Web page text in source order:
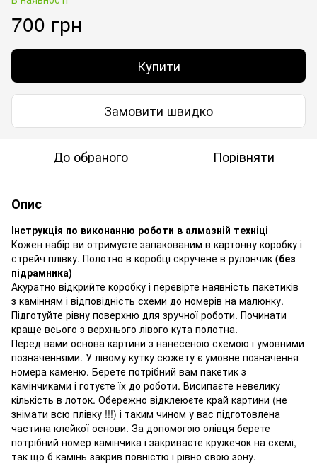
700 грн
Купити
Замовити швидко
До обраного Порівняти
Опис
Інструкція по виконанню роботи в алмазній техніці
Кожен набір ви отримуєте запакованим в картонну коробку і
стрейч плівку. Полотно в коробці скручене в рулончик (без
підрамника)
Акуратно відкрийте коробку і перевірте наявність пакетиків
з камінням і відповідність схеми до номерів на малюнку.
Підготуйте рівну поверхню для зручної роботи. Починати
краще всього з верхнього лівого кута полотна.
Перед вами основа картини з нанесеною схемою і умовними
позначеннями. У лівому кутку сюжету є умовне позначення
номера каменю. Берете потрібний вам пакетик з
камінчиками і готуєте їх до роботи. Висипаєте невелику
кількість в лоток. Обережно відклеюєте край картини (не
знімати всю плівку !!!) і таким чином у вас підготовлена ​​
частина клейкої основи. За допомогою олівця берете
потрібний номер камінчика і закриваєте кружечок на схемі,
так що б камінь закрив повністю і рівно свою зону.